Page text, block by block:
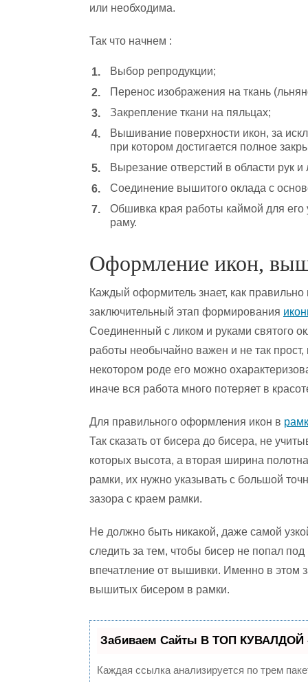
или необходима.
Так что начнем :
Выбор репродукции;
Перенос изображения на ткань
Закрепление ткани на пяльцах;
Вышивание поверхности икон, за
при котором достигается полное
Вырезание отверстий в области рук
Соединение вышитого оклада с
Обшивка края работы каймой для
раму.
Оформление икон,
Каждый оформитель знает, как правильно
заключительный этап формирования
Соединенный с ликом и руками святого
работы необычайно важен и не так
некотором роде его можно
иначе вся работа много потеряет в
Для правильного оформления икон в
Так сказать от бисера до бисера, не
которых высота, а вторая ширина
рамки, их нужно указывать с большой
зазора с краем рамки.
Не должно быть никакой, даже самой
следить за тем, чтобы бисер не попал под
впечатление от вышивки. Именно в этом
вышитых бисером в рамки.
Забиваем Сайты В ТОП КУВАЛДОЙ -
Каждая ссылка анализируется по трем